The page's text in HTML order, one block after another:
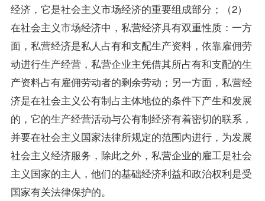
经济，它是社会主义市场经济的重要组成部分；（2）
在社会主义市场经济中，私营经济具有双重性质：一方
面，私营经济是私人占有和支配生产资料，依靠雇佣劳
动进行生产经营，私营企业主凭借其所占有和支配的生
产资料占有雇佣劳动者的剩余劳动；另一方面，私营经
济是在社会主义公有制占主体地位的条件下产生和发展
的，它的生产经营活动与公有制经济有着密切的联系，
并要在社会主义国家法律所规定的范围内进行，为发展
社会主义经济服务，除此之外，私营企业的雇工是社会
主义国家的主人，他们的基础经济利益和政治权利是受
国家有关法律保护的。